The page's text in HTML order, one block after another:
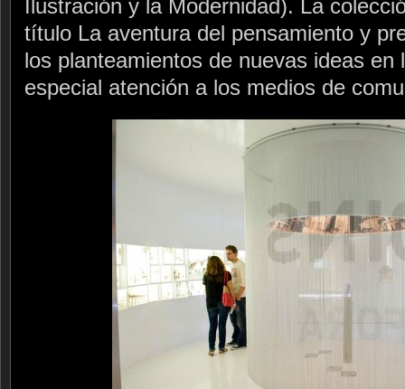
Ilustración y la Modernidad). La
título La aventura del pensamiento y
los planteamientos de nuevas ideas en
especial atención a los medios de